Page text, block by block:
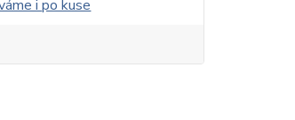
i po kuse